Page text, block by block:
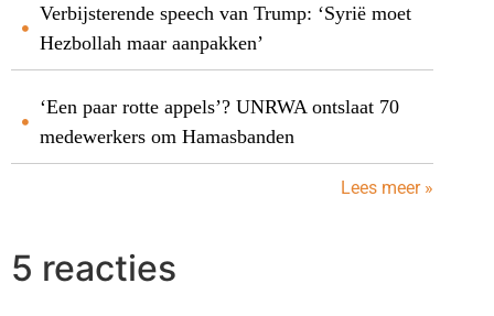
Verbijsterende speech van Trump: ‘Syrië moet
Hezbollah maar aanpakken’
‘Een paar rotte appels’? UNRWA ontslaat 70
medewerkers om Hamasbanden
Lees meer »
5 reacties